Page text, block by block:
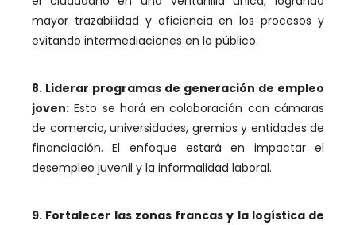
mayor trazabilidad y eficiencia en los procesos y
evitando intermediaciones en lo público.
8. Liderar programas de generación de empleo
joven: Esto se hará en colaboración con cámaras
de comercio, universidades, gremios y entidades de
financiación. El enfoque estará en impactar el
desempleo juvenil y la informalidad laboral.
9. Fortalecer las zonas francas y la logística de